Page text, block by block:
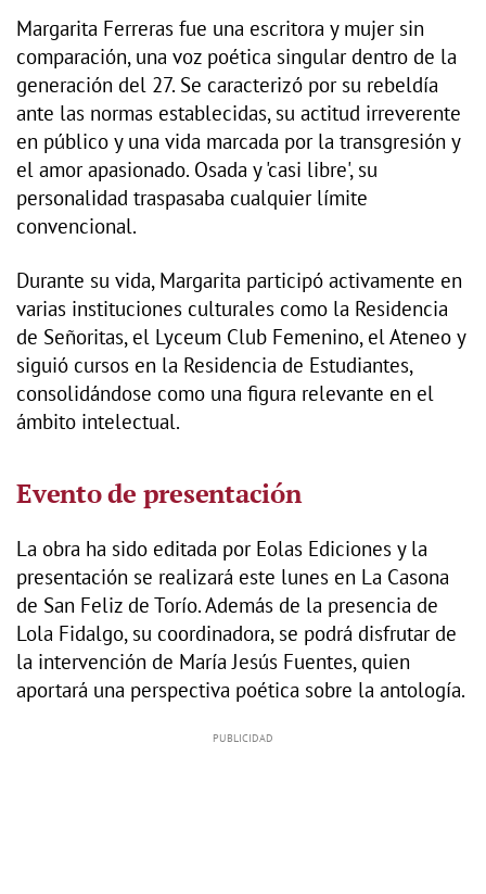
Margarita Ferreras fue una escritora y mujer sin
comparación, una voz poética singular dentro de la
generación del 27. Se caracterizó por su rebeldía
ante las normas establecidas, su actitud irreverente
en público y una vida marcada por la transgresión y
el amor apasionado. Osada y 'casi libre', su
personalidad traspasaba cualquier límite
convencional.
Durante su vida, Margarita participó activamente en
varias instituciones culturales como la Residencia
de Señoritas, el Lyceum Club Femenino, el Ateneo y
siguió cursos en la Residencia de Estudiantes,
consolidándose como una figura relevante en el
ámbito intelectual.
Evento de presentación
La obra ha sido editada por Eolas Ediciones y la
presentación se realizará este lunes en La Casona
de San Feliz de Torío. Además de la presencia de
Lola Fidalgo, su coordinadora, se podrá disfrutar de
la intervención de María Jesús Fuentes, quien
aportará una perspectiva poética sobre la antología.